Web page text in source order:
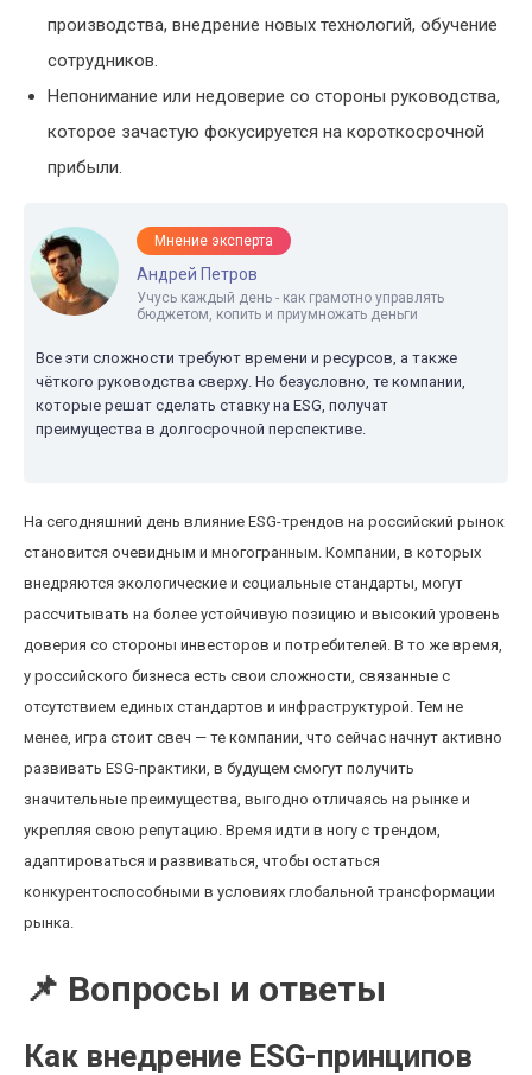
производства, внедрение новых технологий, обучение
сотрудников.
Непонимание или недоверие со стороны руководства,
которое зачастую фокусируется на короткосрочной
прибыли.
Мнение эксперта
Андрей Петров
Учусь каждый день - как грамотно управлять
бюджетом, копить и приумножать деньги
Все эти сложности требуют времени и ресурсов, а также
чёткого руководства сверху. Но безусловно, те компании,
которые решат сделать ставку на ESG, получат
преимущества в долгосрочной перспективе.
На сегодняшний день влияние ESG-трендов на российский рынок
становится очевидным и многогранным. Компании, в которых
внедряются экологические и социальные стандарты, могут
рассчитывать на более устойчивую позицию и высокий уровень
доверия со стороны инвесторов и потребителей. В то же время,
у российского бизнеса есть свои сложности, связанные с
отсутствием единых стандартов и инфраструктурой. Тем не
менее, игра стоит свеч — те компании, что сейчас начнут активно
развивать ESG-практики, в будущем смогут получить
значительные преимущества, выгодно отличаясь на рынке и
укрепляя свою репутацию. Время идти в ногу с трендом,
адаптироваться и развиваться, чтобы остаться
конкурентоспособными в условиях глобальной трансформации
рынка.
📌 Вопросы и ответы
Как внедрение ESG-принципов